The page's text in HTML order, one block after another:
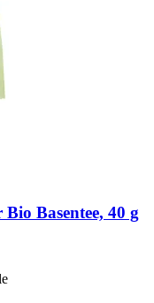
Bio Basentee, 40 g